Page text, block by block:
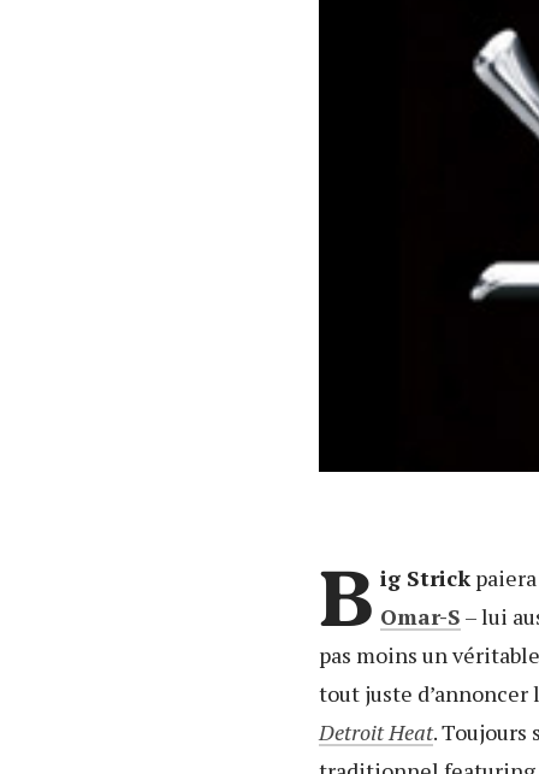
B ig Strickpaiera
Omar-S – lui
pas moins un
tout juste d’annoncer
Detroit Heat. Toujours